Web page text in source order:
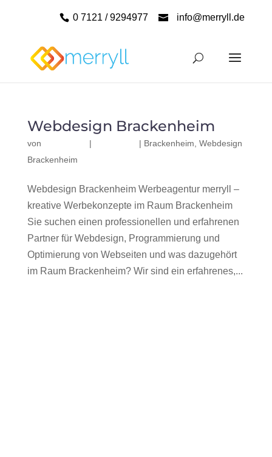
0 7121 / 9294977 info@merryll.de
Webdesign Brackenheim
von | | Brackenheim Webdesign
Brackenheim
Webdesign Brackenheim Werbeagentur merryll –
kreative Werbekonzepte im Raum Brackenheim
Sie suchen einen professionellen und erfahrenen
Partner für Webdesign, Programmierung und
Optimierung von Webseiten und was dazugehört
im Raum Brackenheim? Wir sind ein erfahrenes,...